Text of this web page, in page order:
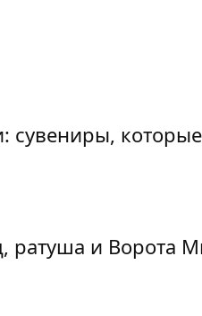
сувениры,
ратуша и Ворота